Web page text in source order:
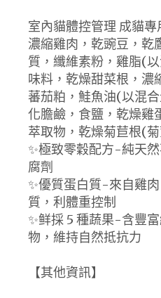
室內貓體控管理 成貓專
濃縮雞肉，乾豌豆，乾
質，纖維素粉，雞脂(
味料，乾燥甜菜根，濃
蕃茄粕，鮭魚油(以混
化膽鹼，食鹽，乾燥雞
萃取物，乾燥菊苣根(
✨極致零穀配方-純天
腐劑
✨優質蛋白質-來自雞
質，利體重控制
✨鲜採 5 種蔬果-含豐
物，維持自然抵抗力
【其他資訊】